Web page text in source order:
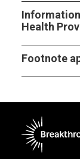
Health
Footnote